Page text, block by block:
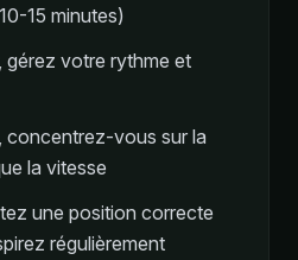
15 minutes)
gérez votre rythme et
concentrez-vous sur la
la vitesse
une position correcte
régulièrement